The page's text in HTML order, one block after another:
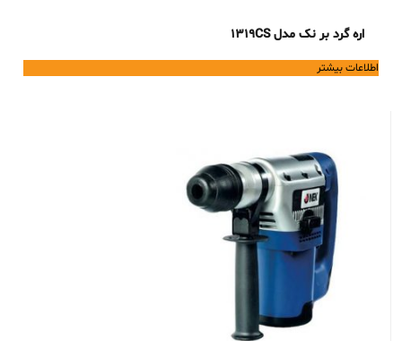
اره گرد بر نک مدل 1319CS
اطلاعات بیشتر